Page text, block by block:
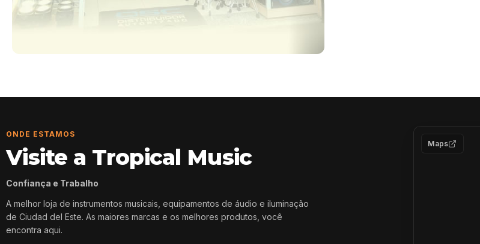
ONDE ESTAMOS
Visite a Tropical Music
Confiança e Trabalho
A melhor loja de instrumentos musicais, equipamentos de áudio e iluminação
de Ciudad del Este. As maiores marcas e os melhores produtos, você
encontra aqui.
Maps